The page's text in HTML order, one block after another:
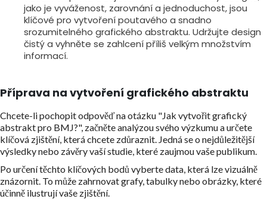
jako je vyváženost, zarovnání a jednoduchost, jsou
klíčové pro vytvoření poutavého a snadno
srozumitelného grafického abstraktu. Udržujte design
čistý a vyhněte se zahlcení příliš velkým množstvím
informací.
Příprava na vytvoření grafického abstraktu
Chcete-li pochopit odpověď na otázku "Jak vytvořit grafický
abstrakt pro BMJ?", začněte analýzou svého výzkumu a určete
klíčová zjištění, která chcete zdůraznit. Jedná se o nejdůležitější
výsledky nebo závěry vaší studie, které zaujmou vaše publikum.
Po určení těchto klíčových bodů vyberte data, která lze vizuálně
znázornit. To může zahrnovat grafy, tabulky nebo obrázky, které
účinně ilustrují vaše zjištění.